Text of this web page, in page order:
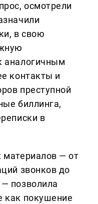
осмотрели
в свою
аналогичным
контакты и
преступной
биллинга,
в
материалов — от
звонков до
позволила
как покушение